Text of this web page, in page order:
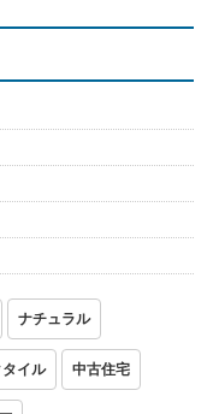
ナチュラル
イル 中古住宅